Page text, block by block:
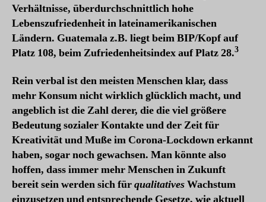
Verhältnisse, überdurchschnittlich hohe
Lebenszufriedenheit in lateinamerikanischen
Ländern. Guatemala z.B. liegt beim BIP/Kopf auf
Platz 108, beim Zufriedenheitsindex auf Platz 28.3
Rein verbal ist den meisten Menschen klar, dass
mehr Konsum nicht wirklich glücklich macht, und
angeblich ist die Zahl derer, die die viel größere
Bedeutung sozialer Kontakte und der Zeit für
Kreativität und Muße im Corona-Lockdown erkannt
haben, sogar noch gewachsen. Man könnte also
hoffen, dass immer mehr Menschen in Zukunft
bereit sein werden sich fürqualitativesWachstum